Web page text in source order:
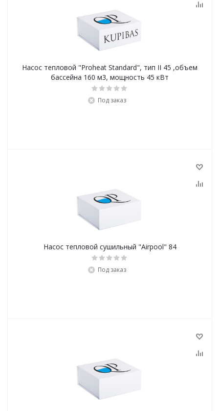
Насос тепловой "Proheat Standard", тип II 45 ,объем
бассейна 160 м3, мощность 45 кВт
Под заказ
Насос тепловой сушильный "Airpool" 84
Под заказ